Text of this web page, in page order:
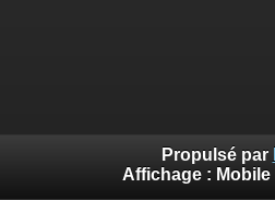
Propulsé par
Affichage : Mobile